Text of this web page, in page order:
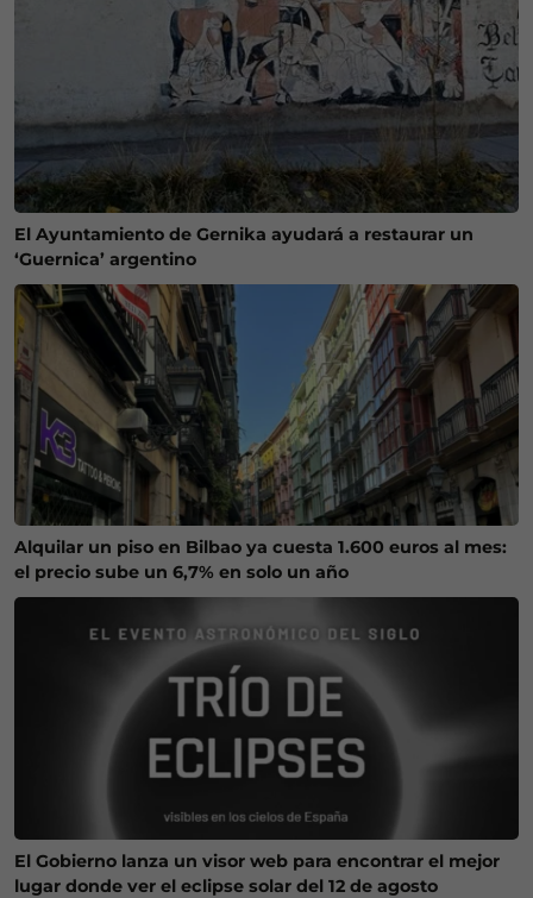
El Ayuntamiento de Gernika ayudará a restaurar un
‘Guernica’ argentino
Alquilar un piso en Bilbao ya cuesta 1.600 euros al mes:
el precio sube un 6,7% en solo un año
El Gobierno lanza un visor web para encontrar el mejor
lugar donde ver el eclipse solar del 12 de agosto